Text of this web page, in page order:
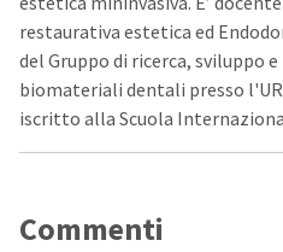
restaurativa estetica ed
del Gruppo di ricerca, sviluppo
biomateriali dentali presso
iscritto alla Scuola
Commenti